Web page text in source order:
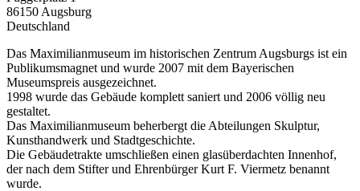
86150 Augsburg
Deutschland
Das Maximilianmuseum im historischen Zentrum Augsburgs ist ein
Publikumsmagnet und wurde 2007 mit dem Bayerischen
Museumspreis ausgezeichnet.
1998 wurde das Gebäude komplett saniert und 2006 völlig neu
gestaltet.
Das Maximilianmuseum beherbergt die Abteilungen Skulptur,
Kunsthandwerk und Stadtgeschichte.
Die Gebäudetrakte umschließen einen glasüberdachten Innenhof,
der nach dem Stifter und Ehrenbürger Kurt F. Viermetz benannt
wurde.